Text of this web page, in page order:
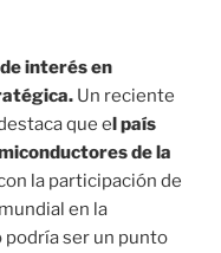
interés en
Un reciente
que el país
de la
la participación de
en la
podría ser un punto